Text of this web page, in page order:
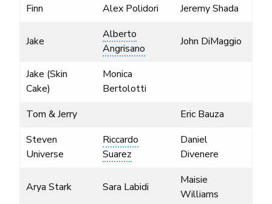
Finn Alex Polidori Jeremy Shada
Jake
Alberto
Angrisano
John DiMaggio
Jake (Skin
Cake)
Monica
Bertolotti
Tom & Jerry
Eric Bauza
Steven
Universe
Riccardo
Suarez
Daniel
Divenere
Arya Stark Sara Labidi
Maisie
Williams